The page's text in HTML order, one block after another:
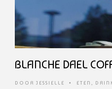
BLANCHE DAEL
DOOR JESSIELLE • ETEN,